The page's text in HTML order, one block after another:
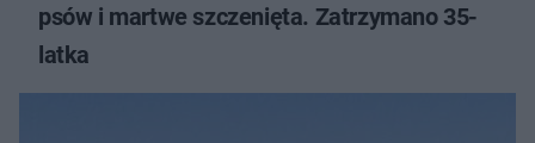
psów i martwe szczenięta. Zatrzymano 35-
latka